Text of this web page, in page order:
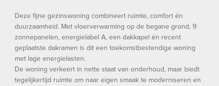
Deze fijne gezinswoning combineert ruimte, comfort én
duurzaamheid. Met vloerverwarming op de begane grond, 9
zonnepanelen, energielabel A, een dakkapel én recent
geplaatste dakramen is dit een toekomstbestendige woning
met lage energielasten.
De woning verkeert in nette staat van onderhoud, maar biedt
tegelijkertijd ruimte om naar eigen smaak te moderniseren en